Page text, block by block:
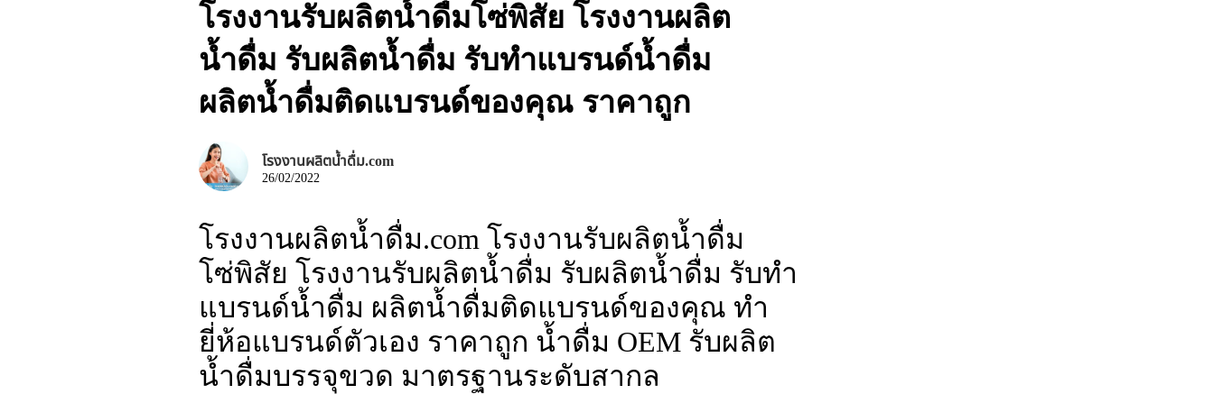
โรงงานรับผลิตน้ำดื่มโซ่พิสัย โรงงานผลิต
น้ำดื่ม รับผลิตน้ำดื่ม รับทำแบรนด์น้ำดื่ม
ผลิตน้ำดื่มติดแบรนด์ของคุณ ราคาถูก
โรงงานผลิตน้ำดื่ม.com
26/02/2022
โรงงานผลิตน้ำดื่ม.com โรงงานรับผลิตน้ำดื่ม
โซ่พิสัย โรงงานรับผลิตน้ำดื่ม รับผลิตน้ำดื่ม รับทำ
แบรนด์น้ำดื่ม ผลิตน้ำดื่มติดแบรนด์ของคุณ ทำ
ยี่ห้อแบรนด์ตัวเอง ราคาถูก น้ำดื่ม OEM รับผลิต
น้ำดื่มบรรจุขวด มาตรฐานระดับสากล